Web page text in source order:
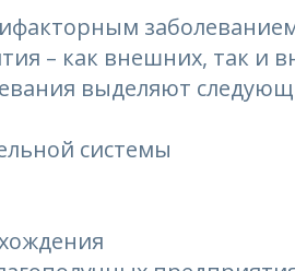
– как внешних, так и
выделяют
системы